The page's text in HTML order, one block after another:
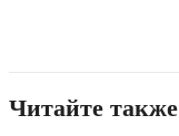
Читайте также